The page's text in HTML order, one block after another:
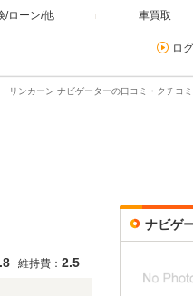
/ローン/他 車買取
ロ
リンカーン ナビゲーターの口コミ・クチコ
維持費： 2.5
ナビゲ